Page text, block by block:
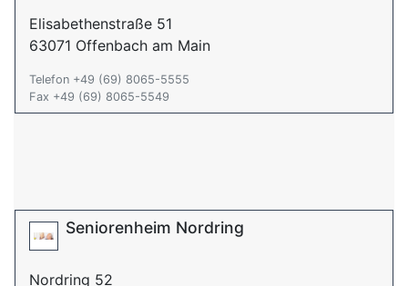
Elisabethenstraße 51
63071 Offenbach am Main
Telefon +49 (69) 8065-5555
Fax +49 (69) 8065-5549
Seniorenheim Nordring
Nordring 52